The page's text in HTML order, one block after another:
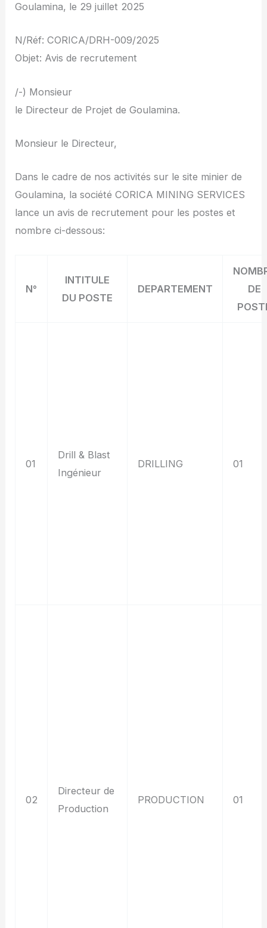
Goulamina, le 29 juillet 2025
N/Réf: CORICA/DRH-009/2025
Objet: Avis de recrutement
/-) Monsieur
le Directeur de Projet de Goulamina.
Monsieur le Directeur,
Dans le cadre de nos activités sur le site minier de
Goulamina, la société CORICA MINING SERVICES
lance un avis de recrutement pour les postes et
nombre ci-dessous:
N°
INTITULE
DU POSTE
DEPARTEMENT
DE
01
Drill & Blast
Ingénieur
DRILLING 01
02
Directeur de
Production
PRODUCTION 01